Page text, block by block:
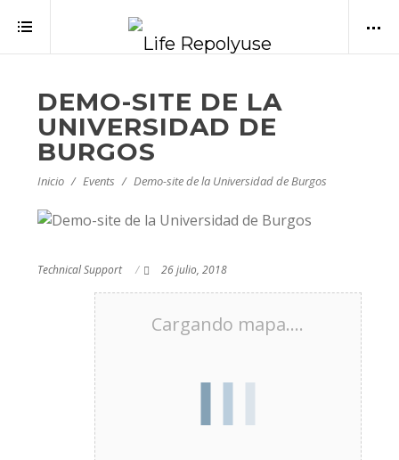
DEMO-SITE DE LA
UNIVERSIDAD DE
BURGOS
Inicio Events Demo-site de la Universidad de Burgos
Technical Support 26 julio, 2018
Cargando mapa....